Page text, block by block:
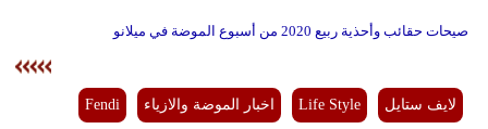
صيحات حقائب وأحذية ربيع 2020 من أسبوع الموضة في ميلانو
لايف ستايل Life Style اخبار الموضة والازياء Fendi